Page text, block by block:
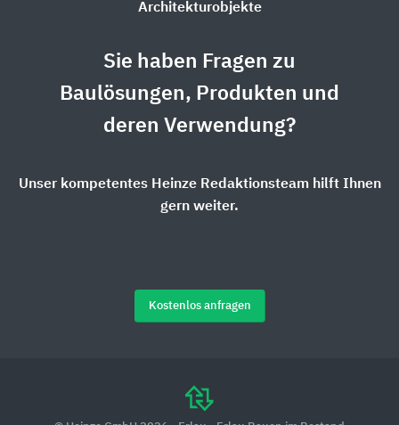
Architekturobjekte
Sie haben Fragen zu
Baulösungen, Produkten und
deren Verwendung?
Unser kompetentes Heinze Redaktionsteam hilft Ihnen
gern weiter.
Kostenlos anfragen